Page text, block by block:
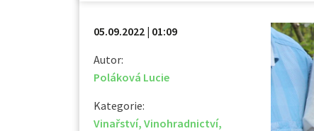
05.09.2022 | 01:09
Autor:
Poláková Lucie
Kategorie:
Vinařství, Vinohradnictví,